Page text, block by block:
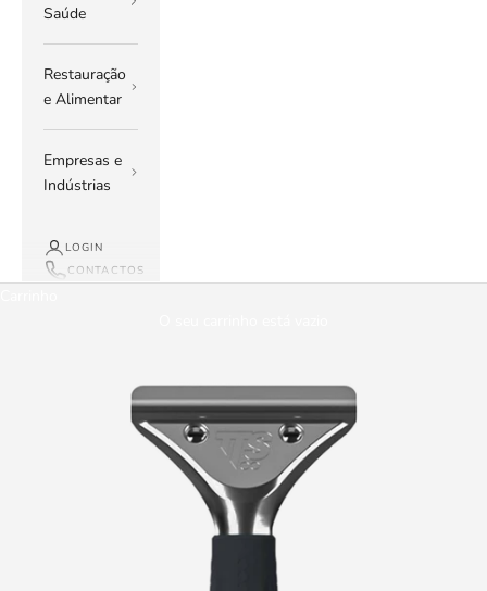
Saúde
Restauração
e Alimentar
Empresas e
Indústrias
LOGIN
CONTACTOS